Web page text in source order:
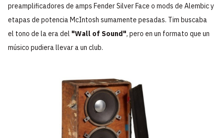
preamplificadores de amps Fender Silver Face o mods de Alembic y
etapas de potencia McIntosh sumamente pesadas. Tim buscaba
el tono de la era del "Wall of Sound", pero en un formato que un
músico pudiera llevar a un club.